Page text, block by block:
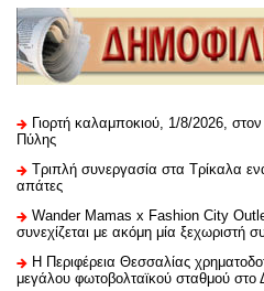
Γιορτή καλαμποκιού, 1/8/2026,
Πύλης
Τριπλή συνεργασία στα Τρίκαλα
απάτες
Wander Mamas x Fashion City
συνεχίζεται με ακόμη μία ξεχωριστή
H Περιφέρεια Θεσσαλίας
μεγάλου φωτοβολταϊκού σταθμού στο